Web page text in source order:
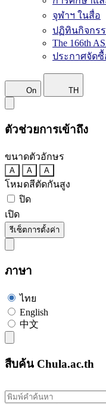
จุฬาฯ ในสื่อ
ปฏิทินกิจกร
The 166th
ประกาศจัดซื้
On TH
ตัวช่วยการเข้าถึง
ขนาดตัวอักษร
A A A
โหมดสีตัดกันสูง
ปิด
เปิด
รีเซ็ตการตั้งค่า
ภาษา
ไทย
English
中文
สืบค้น Chula.ac.th